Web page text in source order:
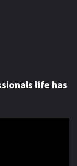
life has